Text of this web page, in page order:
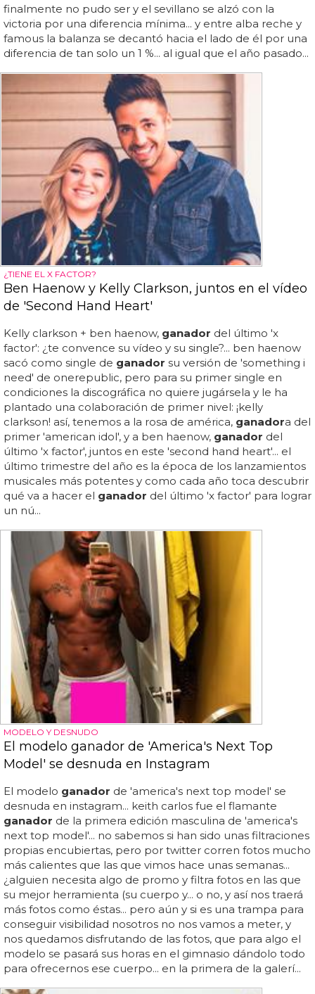
finalmente no pudo ser y el sevillano se alzó con la
victoria por una diferencia mínima... y entre alba reche y
famous la balanza se decantó hacia el lado de él por una
diferencia de tan solo un 1 %... al igual que el año pasado...
¿TIENE EL X FACTOR?
Ben Haenow y Kelly Clarkson, juntos en el vídeo
de 'Second Hand Heart'
Kelly clarkson + ben haenow, ganador del último 'x
factor': ¿te convence su vídeo y su single?... ben haenow
sacó como single de ganador su versión de 'something i
need' de onerepublic, pero para su primer single en
condiciones la discográfica no quiere jugársela y le ha
plantado una colaboración de primer nivel: ¡kelly
clarkson! así, tenemos a la rosa de américa, ganadora del
primer 'american idol', y a ben haenow, ganador del
último 'x factor', juntos en este 'second hand heart'... el
último trimestre del año es la época de los lanzamientos
musicales más potentes y como cada año toca descubrir
qué va a hacer el ganador del último 'x factor' para lograr
un nú...
MODELO Y DESNUDO
El modelo ganador de 'America's Next Top
Model' se desnuda en Instagram
El modelo ganador de 'america's next top model' se
desnuda en instagram... keith carlos fue el flamante
ganador de la primera edición masculina de 'america's
next top model'... no sabemos si han sido unas filtraciones
propias encubiertas, pero por twitter corren fotos mucho
más calientes que las que vimos hace unas semanas...
¿alguien necesita algo de promo y filtra fotos en las que
su mejor herramienta (su cuerpo y... o no, y así nos traerá
más fotos como éstas... pero aún y si es una trampa para
conseguir visibilidad nosotros no nos vamos a meter, y
nos quedamos disfrutando de las fotos, que para algo el
modelo se pasará sus horas en el gimnasio dándolo todo
para ofrecernos ese cuerpo... en la primera de la galerí...